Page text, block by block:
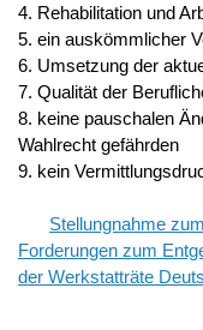
4. Rehabilitation und
5. ein auskömmlicher
6. Umsetzung der
7. Qualität der
8. keine pauschalen
Wahlrecht gefährden
9. kein
Stellungnahme
Forderungen zum
der Werkstatträte